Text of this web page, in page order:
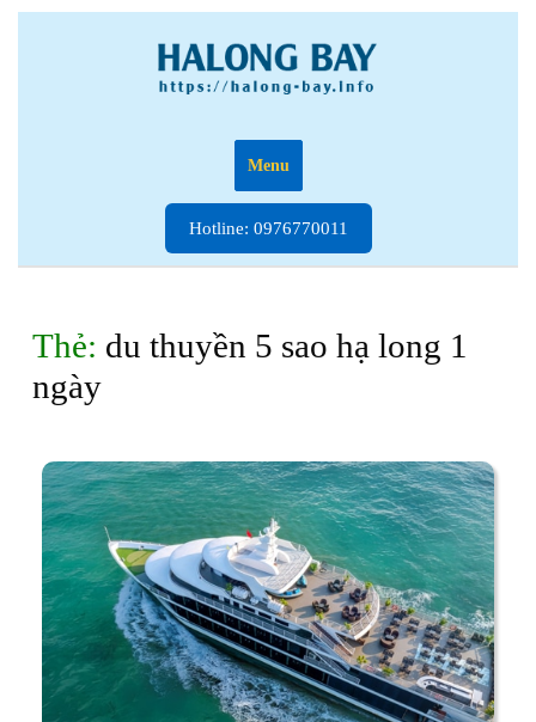
Menu
Hotline: 0976770011
0976770011
Thẻ: du thuyền 5 sao hạ long 1
ngày